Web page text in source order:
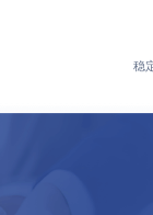
稳